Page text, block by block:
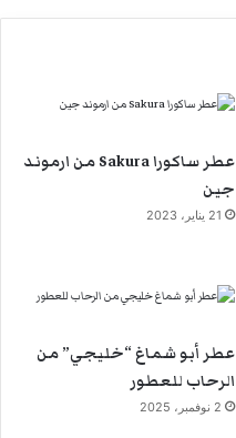
عطر ساكورا Sakura من ارموند
جين
21 يناير، 2023
عطر أبو شماغ “خليجي” من
الرحاب للعطور
2 نوفمبر، 2025